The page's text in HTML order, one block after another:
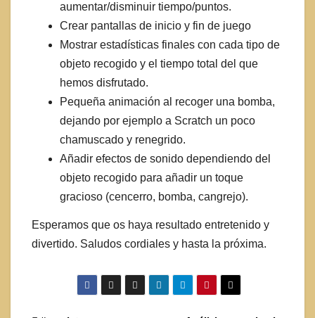
aumentar/disminuir tiempo/puntos.
Crear pantallas de inicio y fin de juego
Mostrar estadísticas finales con cada tipo de
objeto recogido y el tiempo total del que
hemos disfrutado.
Pequeña animación al recoger una bomba,
dejando por ejemplo a Scratch un poco
chamuscado y renegrido.
Añadir efectos de sonido dependiendo del
objeto recogido para añadir un toque
gracioso (cencerro, bomba, cangrejo).
Esperamos que os haya resultado entretenido y
divertido. Saludos cordiales y hasta la próxima.